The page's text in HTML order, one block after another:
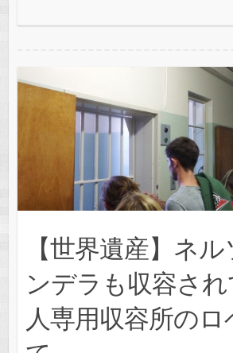
【世界遺産】ネ
ンデラも収容さ
人専用収容所のロ